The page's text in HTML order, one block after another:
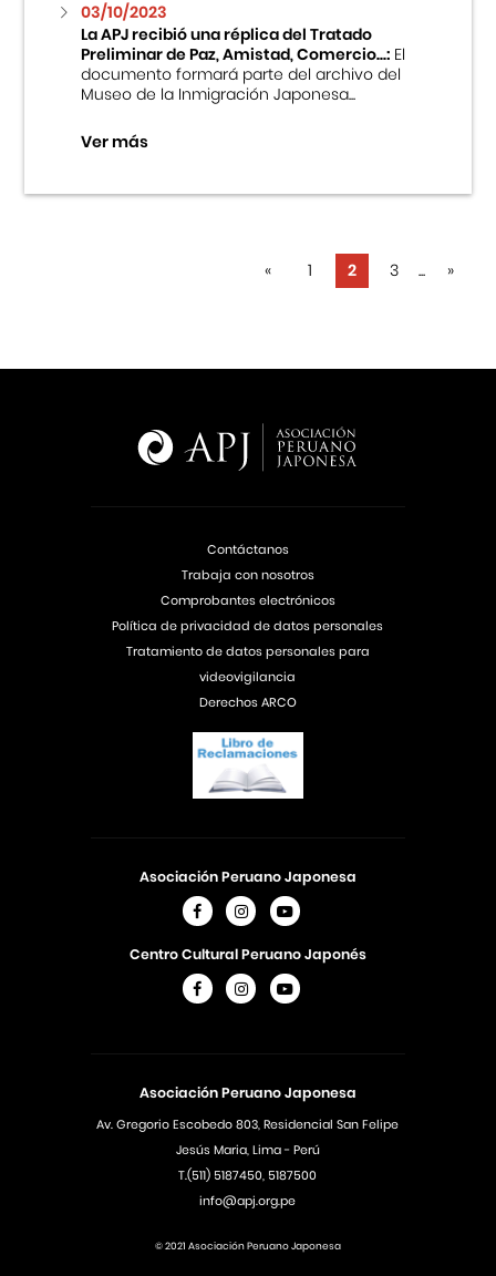
03/10/2023
La APJ recibió una réplica del Tratado
Preliminar de Paz, Amistad, Comercio...:El
documento formará parte del archivo del
Museo de la Inmigración Japonesa...
Ver más
« 1 2 3 ... »
Asociación Peruano Japonesa
Av. Gregorio Escobedo 803, Residencial San Felipe
Jesús Maria, Lima - Perú
T.(511) 5187450, 5187500
info@apj.org.pe
Asociación Peruano Japonesa
Centro Cultural Peruano Japonés
Contáctanos
Trabaja con nosotros
Comprobantes electrónicos
Política de privacidad de datos personales
Tratamiento de datos personales para
videovigilancia
Derechos ARCO
© 2021 Asociación Peruano Japonesa